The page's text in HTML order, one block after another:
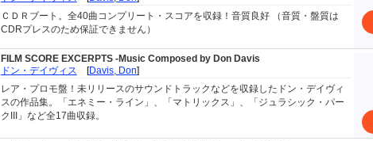
ＣＤＲブート。全40曲コンプリート・スコアを収録！音質良好 （音質・盤質は
CDRプレスのため保証できません）
FILM SCORE EXCERPTS -Music Composed by Don Davis
ドン・デイヴィス
[Davis, Don]
レア・プロモ盤！未リリースのサウンドトラックなどを収録したドン・デイヴィ
スの作品集。「エネミー・ライン」、「マトリックス」、「ジュラシック・パー
クIII」など全17曲収録。